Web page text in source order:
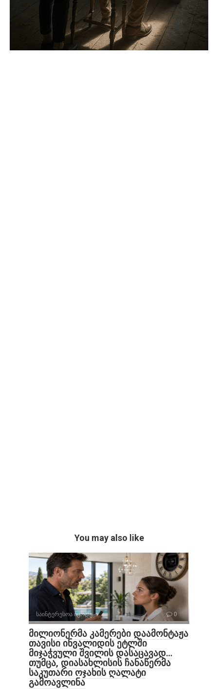
You may also like
საინტერესოა იცოდე 0
მილიონერმა კამერები დაამონტაჟა
თავისი ინვალიდის ეტლში
მიჯაჭვული შვილის დასაცავად…
თუმცა, დიასახლისის ჩანაწერმა
საკუთარი ოჯახის ღალატი
გამოავლინა